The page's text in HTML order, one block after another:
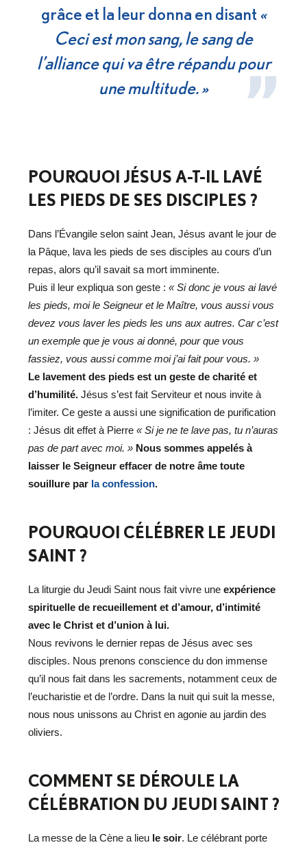
grâce et la leur donna en disant «
Ceci est mon sang, le sang de
l’alliance qui va être répandu pour
une multitude. »
POURQUOI JÉSUS A-T-IL LAVÉ
LES PIEDS DE SES DISCIPLES ?
Dans l’Évangile selon saint Jean, Jésus avant le jour de
la Pâque, lava les pieds de ses disciples au cours d’un
repas, alors qu’il savait sa mort imminente.
Puis il leur expliqua son geste : « Si donc je vous ai lavé
les pieds, moi le Seigneur et le Maître, vous aussi vous
devez vous laver les pieds les uns aux autres. Car c’est
un exemple que je vous ai donné, pour que vous
fassiez, vous aussi comme moi j’ai fait pour vous. »
Le lavement des pieds est un geste de charité et
d’humilité. Jésus s’est fait Serviteur et nous invite à
l’imiter. Ce geste a aussi une signification de purification
: Jésus dit effet à Pierre « Si je ne te lave pas, tu n’auras
pas de part avec moi. » Nous sommes appelés à
laisser le Seigneur effacer de notre âme toute
souillure parla confession.
POURQUOI CÉLÉBRER LE JEUDI
SAINT ?
La liturgie du Jeudi Saint nous fait vivre une expérience
spirituelle de recueillement et d’amour, d’intimité
avec le Christ et d’union à lui.
Nous revivons le dernier repas de Jésus avec ses
disciples. Nous prenons conscience du don immense
qu’il nous fait dans les sacrements, notamment ceux de
l’eucharistie et de l’ordre. Dans la nuit qui suit la messe,
nous nous unissons au Christ en agonie au jardin des
oliviers.
COMMENT SE DÉROULE LA
CÉLÉBRATION DU JEUDI SAINT ?
La messe de la Cène a lieu le soir. Le célébrant porte